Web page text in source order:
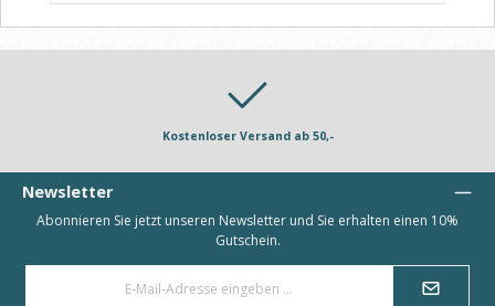
Kostenloser Versand ab 50,-
Newsletter
Abonnieren Sie jetzt unseren Newsletter und Sie erhalten einen 10%
Gutschein.